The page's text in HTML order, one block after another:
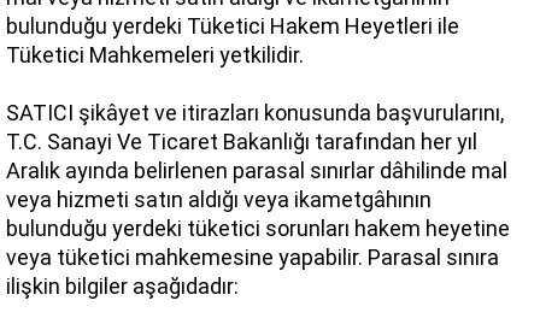
bulunduğu yerdeki Tüketici Hakem Heyetleri ile
Tüketici Mahkemeleri yetkilidir.
SATICI şikâyet ve itirazları konusunda başvurularını,
T.C. Sanayi Ve Ticaret Bakanlığı tarafından her yıl
Aralık ayında belirlenen parasal sınırlar dâhilinde mal
veya hizmeti satın aldığı veya ikametgâhının
bulunduğu yerdeki tüketici sorunları hakem heyetine
veya tüketici mahkemesine yapabilir. Parasal sınıra
ilişkin bilgiler aşağıdadır: